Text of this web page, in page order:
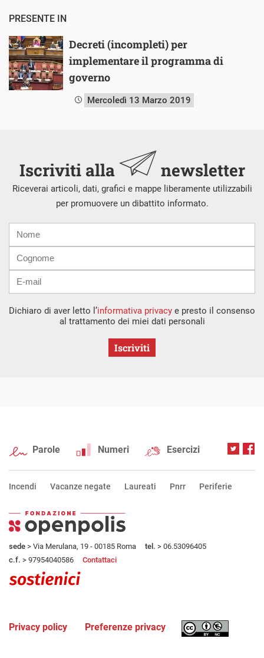
PRESENTE IN
Decreti (incompleti) per
implementare il programma di
governo
Mercoledì 13 Marzo 2019
Iscriviti alla newsletter
Riceverai articoli, dati, grafici e mappe liberamente utilizzabili
per promuovere un dibattito informato.
mail
Dichiaro di aver letto l’informativa privacy e presto il consenso
al trattamento dei miei dati personali
Iscriviti
Parole Numeri Esercizi
Incendi Vacanze negate Laureati Pnrr Periferie
sede > Via Merulana, 19 - 00185 Roma tel. > 06.53096405
c.f. > 97954040586 Contattaci
Privacy policy Preferenze privacy